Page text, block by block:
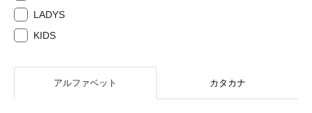
LADYS
KIDS
アルファベット カタカナ